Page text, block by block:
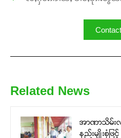
Contact
Related News
အာဏာသိမ်း
နည်းမျိုးစုံဖ